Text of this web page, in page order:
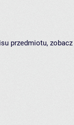
przedmiotu, zobacz